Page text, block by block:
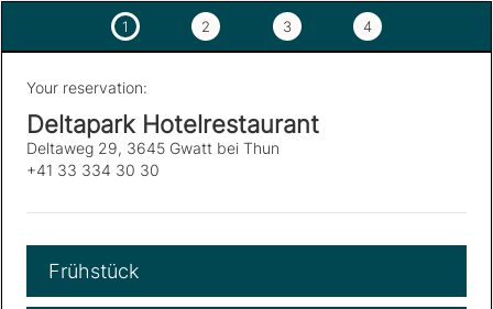
1 2 3 4
Your reservation:
Deltapark Hotelrestaurant
Deltaweg 29, 3645 Gwatt bei Thun
+41 33 334 30 30
Frühstück